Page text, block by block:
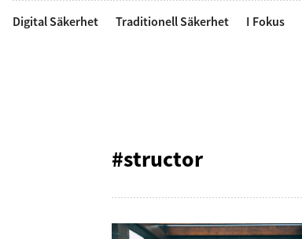
Digital Säkerhet Traditionell Säkerhet I Fokus
#structor